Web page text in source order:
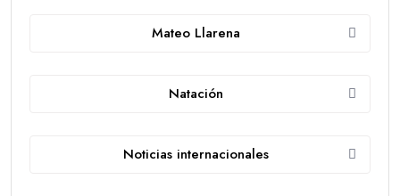
Mateo Llarena
Natación
Noticias internacionales